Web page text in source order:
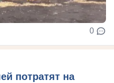
0
потратят на